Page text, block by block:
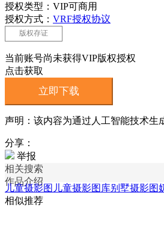
授权类型：VIP可商用
授权方式： VRF授权协议
版权存证
当前账号尚未获得VIP版权授权
点击获取
立即下载
声明：该内容为通过人工智能技术生
分享：
举报
相关搜索
作品介绍
儿童摄影图 儿童摄影图库别墅摄影图
相似推荐